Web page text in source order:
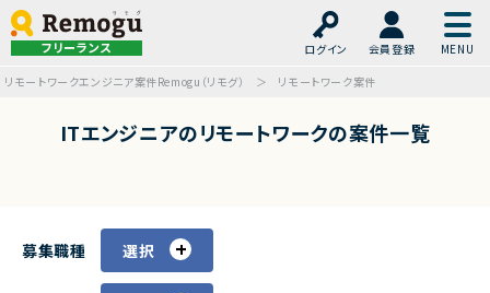
フリーランス ログイン
会員登録
リモートワークエンジニア案件Remogu（リモグ）
リモートワーク案件
ITエンジニアのリモートワークの案件一覧
募集職種 選択